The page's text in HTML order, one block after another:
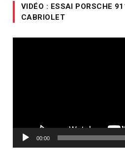
VIDÉO : ESSAI PORSCHE
CABRIOLET
00:00